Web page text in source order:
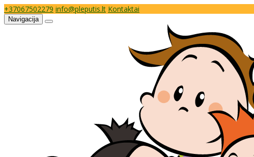
+37067502279 info@pleputis.lt Kontaktai
Navigacija